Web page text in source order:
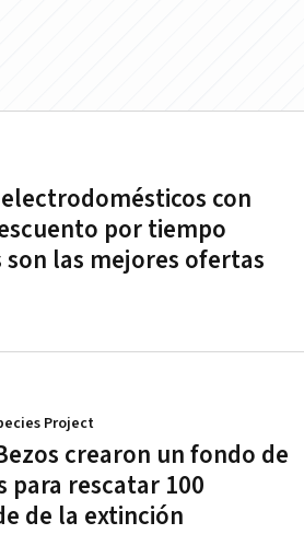
con
por tiempo
las mejores ofertas
crearon un fondo de
para rescatar 100
de la extinción
Project